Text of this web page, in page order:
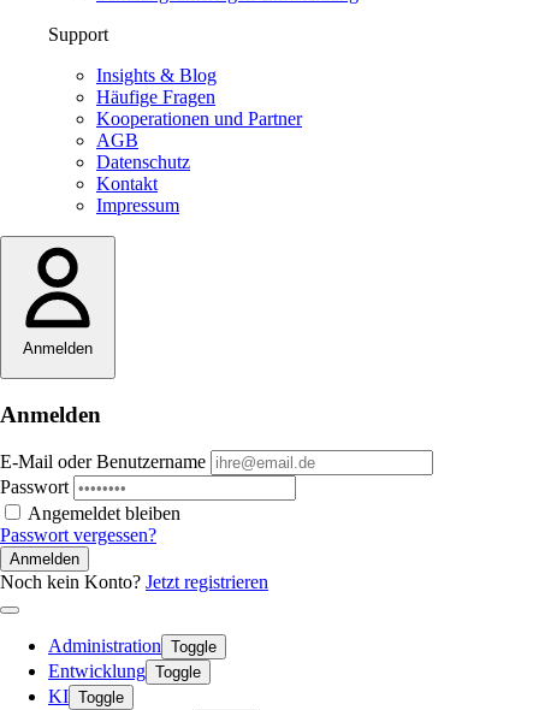
Support
Insights & Blog
Häufige Fragen
Kooperationen und Partner
AGB
Datenschutz
Kontakt
Impressum
Anmelden
Anmelden
E-Mail oder Benutzername
Passwort
Angemeldet bleiben
Passwort vergessen?
Anmelden
Noch kein Konto? Jetzt registrieren
Administration Toggle
Entwicklung Toggle
KI Toggle